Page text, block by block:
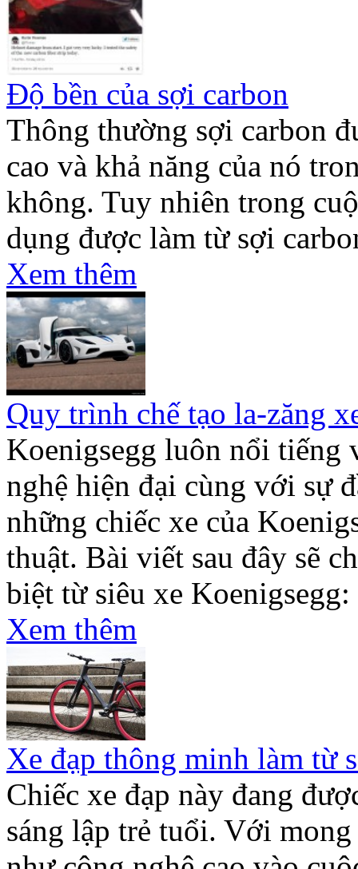
Độ bền của sợi carbon
Thông thường sợi carbon
cao và khả năng của nó
không. Tuy nhiên trong
dụng được làm từ sợi
Xem thêm
Quy trình chế tạo la-zăng
Koenigsegg luôn nổi tiếng
nghệ hiện đại cùng với sự
những chiếc xe của
thuật. Bài viết sau đây sẽ
biệt từ siêu xe
Xem thêm
Xe đạp thông minh làm từ
Chiếc xe đạp này đang
sáng lập trẻ tuổi. Với